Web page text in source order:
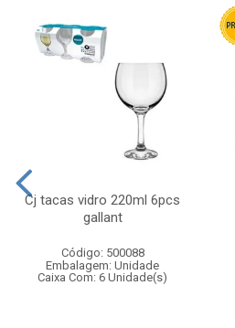
Cj tacas vidro 220ml 6pcs
gallant
Código: 500088
Embalagem: Unidade
Caixa Com: 6 Unidade(s)